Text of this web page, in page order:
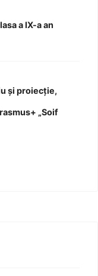
a IX-a an
și proiecție,
„Soif